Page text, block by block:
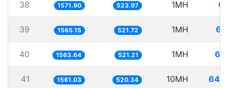
38 1571.90 523.97 1MH
39 1565.15 521.72 1MH
40 1563.64 521.21 1MH
41 1561.03 520.34 10MH